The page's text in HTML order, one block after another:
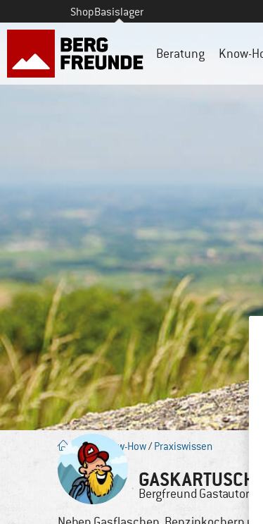
ShopBasislager
Beratung Know-
Blog/ Know-How/ Praxiswissen
Bergfreund Gastautor